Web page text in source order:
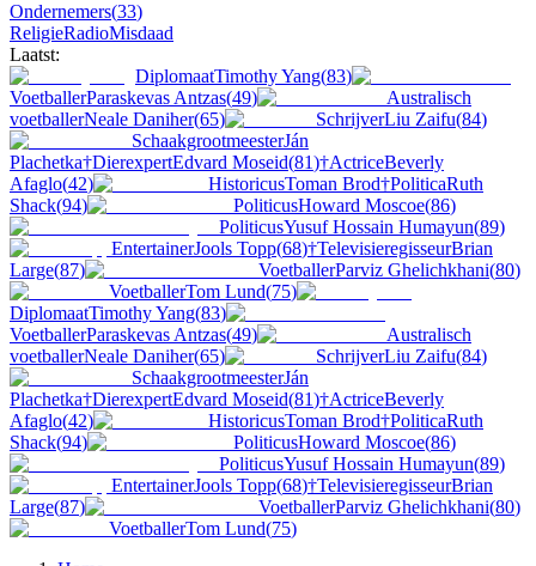
Ondernemers(33)
ReligieRadioMisdaad
Laatst:
DiplomaatTimothy Yang(83)
VoetballerParaskevas Antzas(49)
Australisch
voetballerNeale Daniher(65) SchrijverLiu Zaifu(84)
SchaakgrootmeesterJán
Plachetka†DierexpertEdvard Moseid(81)†ActriceBeverly
Afaglo(42) HistoricusToman Brod†PoliticaRuth
Shack(94) PoliticusHoward Moscoe(86)
PoliticusYusuf Hossain Humayun(89)
EntertainerJools Topp(68)†TelevisieregisseurBrian
Large(87) VoetballerParviz Ghelichkhani(80)
VoetballerTom Lund(75)
DiplomaatTimothy Yang(83)
VoetballerParaskevas Antzas(49)
Australisch
voetballerNeale Daniher(65) SchrijverLiu Zaifu(84)
SchaakgrootmeesterJán
Plachetka†DierexpertEdvard Moseid(81)†ActriceBeverly
Afaglo(42) HistoricusToman Brod†PoliticaRuth
Shack(94) PoliticusHoward Moscoe(86)
PoliticusYusuf Hossain Humayun(89)
EntertainerJools Topp(68)†TelevisieregisseurBrian
Large(87) VoetballerParviz Ghelichkhani(80)
VoetballerTom Lund(75)